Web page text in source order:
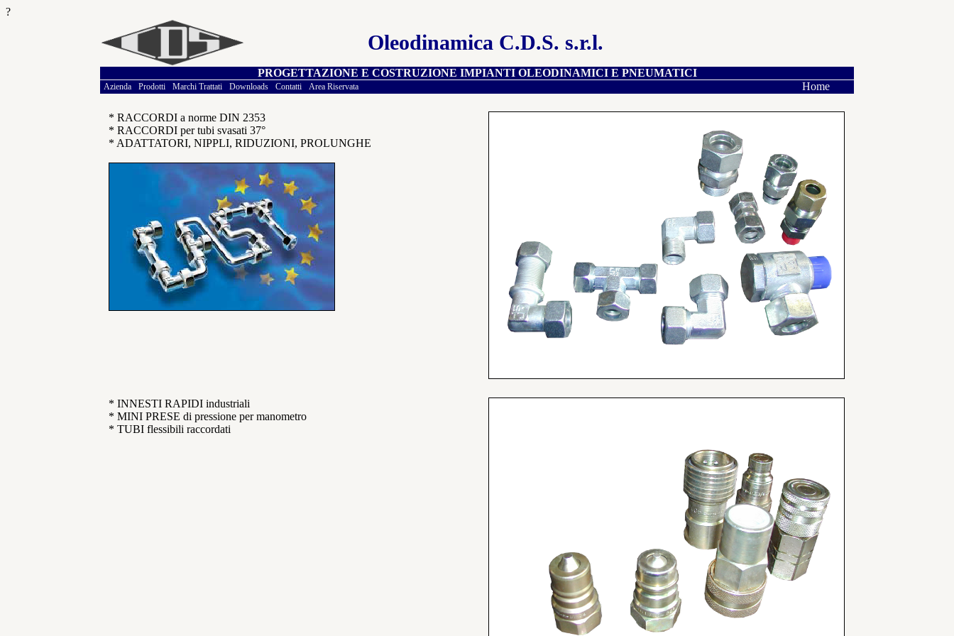
?
Oleodinamica C.D.S. s.r.l.
PROGETTAZIONE E COSTRUZIONE IMPIANTI OLEODINAMICI E PNEUMATICI
Azienda Prodotti Marchi Trattati Downloads Contatti Area Riservata Home
* RACCORDI a norme DIN 2353
* RACCORDI per tubi svasati 37°
* ADATTATORI, NIPPLI, RIDUZIONI, PROLUNGHE
* INNESTI RAPIDI industriali
* MINI PRESE di pressione per manometro
* TUBI flessibili raccordati